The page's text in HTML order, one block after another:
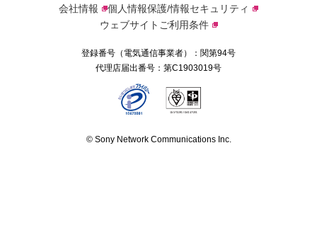
会社情報
個人情報保護/情報セキュリティ
ウェブサイトご利用条件
登録番号（電気通信事業者）：関第94号
代理店届出番号：第C1903019号
© Sony Network Communications Inc.